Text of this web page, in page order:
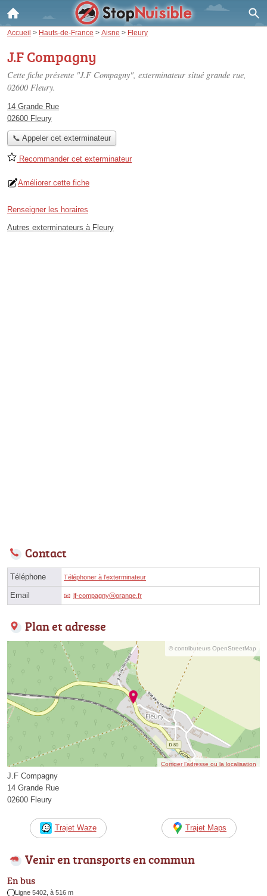
Accueil > Hauts-de-France > Aisne > Fleury
J.F Compagny
Cette fiche présente "J.F Compagny", exterminateur situé grande rue,
02600 Fleury.
14 Grande Rue
02600 Fleury
📞 Appeler cet exterminateur
Recommander cet exterminateur
Améliorer cette fiche
Renseigner les horaires
Autres exterminateurs à Fleury
Contact
Téléphone Téléphoner à l'exterminateur
Email jf-compagnyⓐorange.fr
Plan et adresse
© contributeurs OpenStreetMap
Corriger l’adresse ou la localisation
J.F Compagny
14 Grande Rue
02600 Fleury
Trajet Waze Trajet Maps
Venir en transports en commun
En bus
Ligne 5402, à 516 m